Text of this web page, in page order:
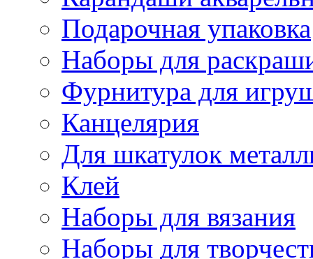
Подарочная упаковка
Наборы для
Фурнитура для
Канцелярия
Для шкатулок
Клей
Наборы для вязания
Наборы для